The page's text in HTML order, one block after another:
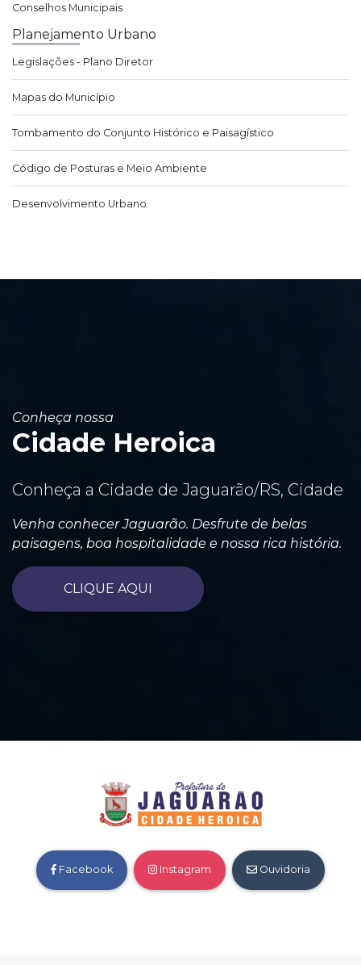
Conselhos Municipais
Planejamento Urbano
Legislações - Plano Diretor
Mapas do Município
Tombamento do Conjunto Histórico e Paisagístico
Código de Posturas e Meio Ambiente
Desenvolvimento Urbano
Conheça nossa
Cidade Heroica
Conheça a Cidade de Jaguarão/RS, Cidade
Venha conhecer Jaguarão. Desfrute de belas
paisagens, boa hospitalidade e nossa rica história.
CLIQUE AQUI
Facebook Instagram Ouvidoria